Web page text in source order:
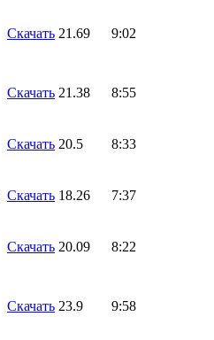
Скачать 21.69 9:02
Скачать 21.38 8:55
Скачать 20.5 8:33
Скачать 18.26 7:37
Скачать 20.09 8:22
Скачать 23.9 9:58